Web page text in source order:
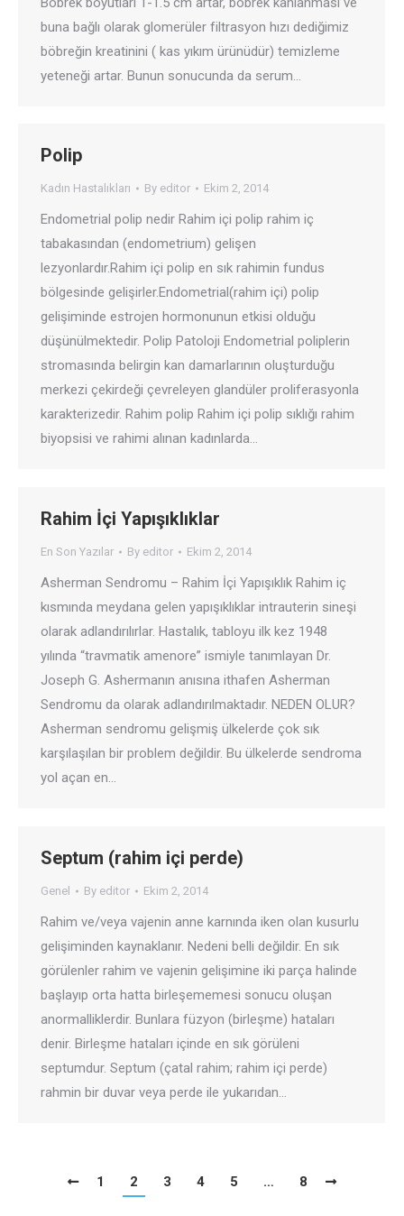
buna bağlı olarak glomerüler filtrasyon hızı dediğimiz
böbreğin kreatinini ( kas yıkım ürünüdür) temizleme
yeteneği artar. Bunun sonucunda da serum…
Polip
Kadın Hastalıkları By editor Ekim 2, 2014
Endometrial polip nedir Rahim içi polip rahim iç
tabakasından (endometrium) gelişen
lezyonlardır.Rahim içi polip en sık rahimin fundus
bölgesinde gelişirler.Endometrial(rahim içi) polip
gelişiminde estrojen hormonunun etkisi olduğu
düşünülmektedir. Polip Patoloji Endometrial poliplerin
stromasında belirgin kan damarlarının oluşturduğu
merkezi çekirdeği çevreleyen glandüler proliferasyonla
karakterizedir. Rahim polip Rahim içi polip sıklığı rahim
biyopsisi ve rahimi alınan kadınlarda…
Rahim İçi Yapışıklıklar
En Son Yazılar By editor Ekim 2, 2014
Asherman Sendromu – Rahim İçi Yapışıklık Rahim iç
kısmında meydana gelen yapışıklıklar intrauterin sineşi
olarak adlandırılırlar. Hastalık, tabloyu ilk kez 1948
yılında “travmatik amenore” ismiyle tanımlayan Dr.
Joseph G. Ashermanın anısına ithafen Asherman
Sendromu da olarak adlandırılmaktadır. NEDEN OLUR?
Asherman sendromu gelişmiş ülkelerde çok sık
karşılaşılan bir problem değildir. Bu ülkelerde sendroma
yol açan en…
Septum (rahim içi perde)
Genel By editor Ekim 2, 2014
Rahim ve/veya vajenin anne karnında iken olan kusurlu
gelişiminden kaynaklanır. Nedeni belli değildir. En sık
görülenler rahim ve vajenin gelişimine iki parça halinde
başlayıp orta hatta birleşememesi sonucu oluşan
anormalliklerdir. Bunlara füzyon (birleşme) hataları
denir. Birleşme hataları içinde en sık görüleni
septumdur. Septum (çatal rahim; rahim içi perde)
rahmin bir duvar veya perde ile yukarıdan…
1 2 3 4 5 … 8